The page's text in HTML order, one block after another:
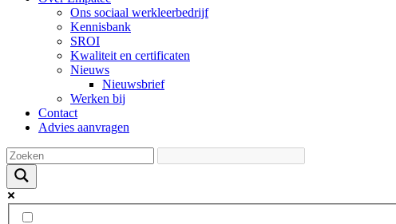
Ons sociaal werkleerbedrijf
Kennisbank
SROI
Kwaliteit en certificaten
Nieuws
Nieuwsbrief
Werken bij
Contact
Advies aanvragen